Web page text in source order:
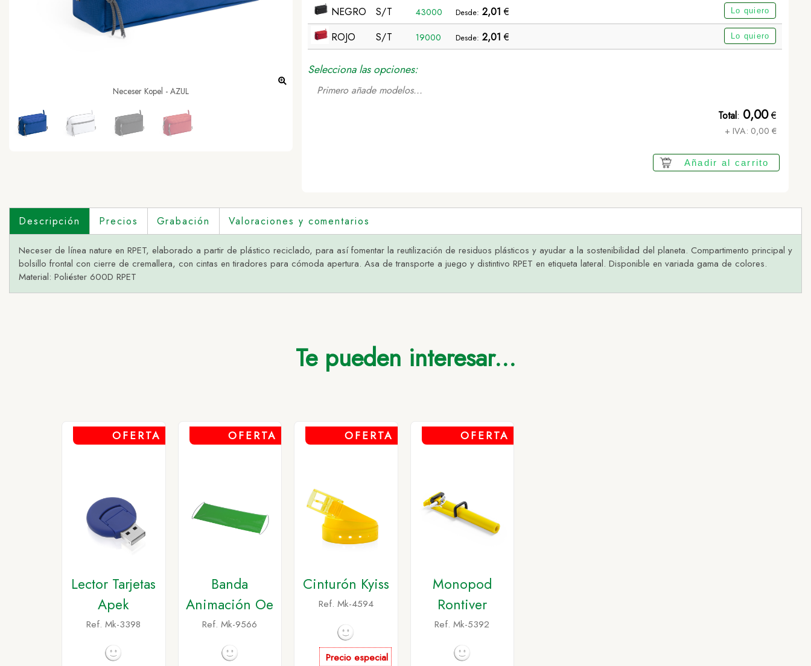
Neceser Kopel - AZUL Neceser Kopel - BLANCO
NEGRO S/T 43000 Desde: 2,01 € Lo quiero
ROJO S/T 19000 Desde: 2,01 € Lo quiero
Selecciona las opciones:
Primero añade modelos...
Total: 0,00€
+ IVA: 0,00 €
Añadir al carrito
Descripción Precios Grabación Valoraciones y comentarios
Neceser de línea nature en RPET, elaborado a partir de plástico reciclado, para así fomentar la reutilización de residuos plásticos y ayudar a la sostenibilidad del planeta. Compartimento principal y
bolsillo frontal con cierre de cremallera, con cintas en tiradores para cómoda apertura. Asa de transporte a juego y distintivo RPET en etiqueta lateral. Disponible en variada gama de colores.
Material: Poliéster 600D RPET
1 - AZUL
2,24 2,14 2,07 2,01
Te pueden interesar...
OFERTA
Lector Tarjetas
Apek
Ref. Mk-3398
OFERTA
Banda
Animación Oe
Ref. Mk-9566
OFERTA
Cinturón Kyiss
Ref. Mk-4594
Precio especial
OFERTA
Monopod
Rontiver
Ref. Mk-5392